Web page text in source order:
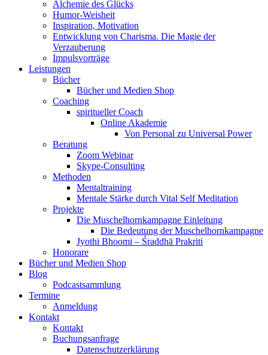
Alchemie des Glücks
Humor-Weisheit
Inspiration, Motivation
Entwicklung von Charisma. Die Magie der
Verzauberung
Impulsvorträge
Leistungen
Bücher
Bücher und Medien Shop
Coaching
spiritueller Coach
Online Akademie
Von Personal zu Universal Power
Beratung
Zoom Webinar
Skype-Consulting
Methoden
Mentaltraining
Mentale Stärke durch Vital Self Meditation
Projekte
Die Muschelhornkampagne Einleitung
Die Bedeutung der Muschelhornkampagne
Jyothi Bhoomi – Śraddhā Prakriti
Honorare
Bücher und Medien Shop
Blog
Podcastsammlung
Termine
Anmeldung
Kontakt
Kontakt
Buchungsanfrage
Datenschutzerklärung